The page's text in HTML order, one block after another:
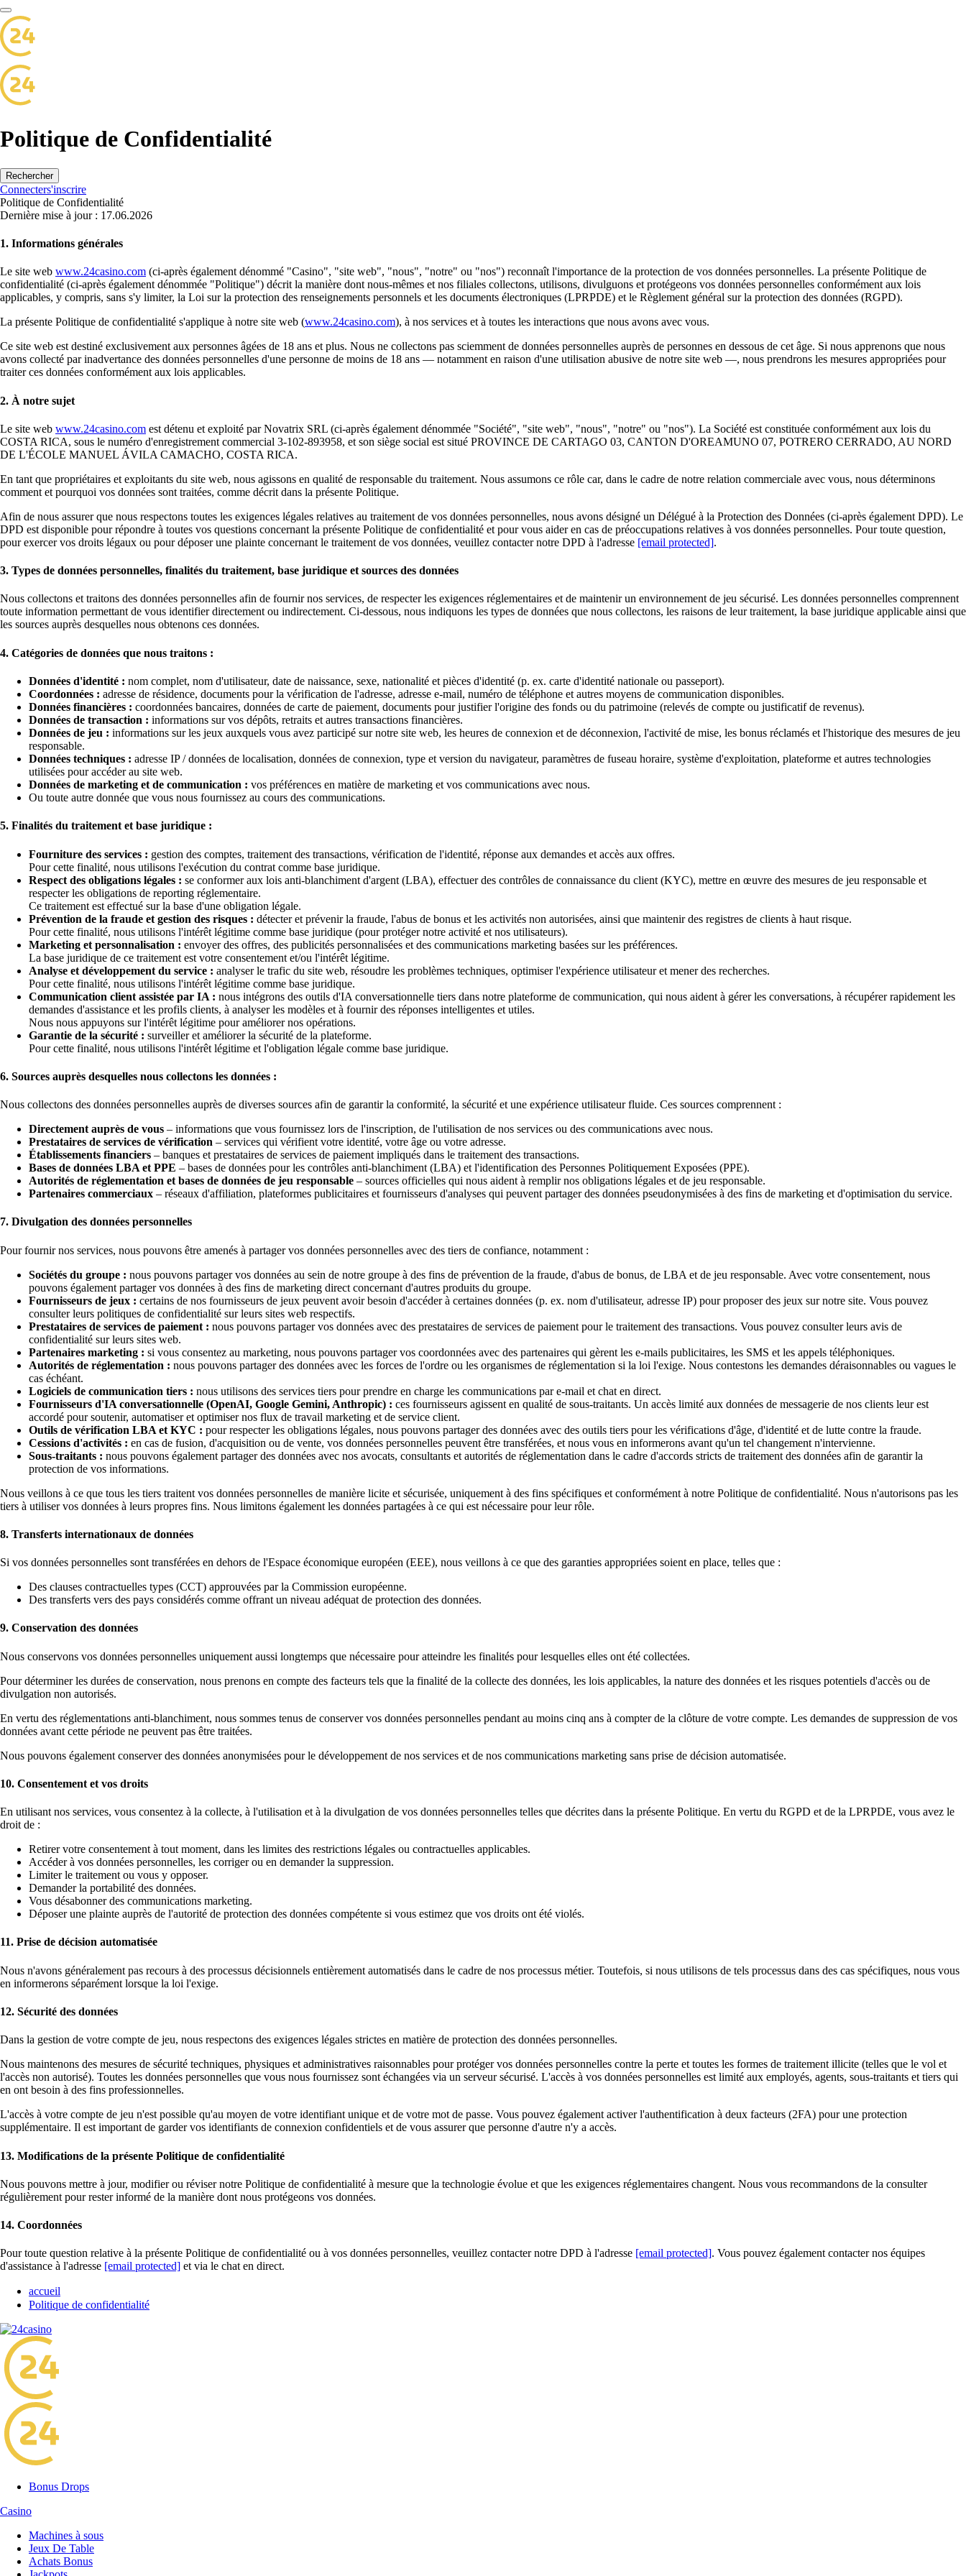
Politique de Confidentialité
Rechercher
Connecters'inscrire
Politique de Confidentialité
Dernière mise à jour : 17.06.2026
1. Informations générales
Le site web www.24casino.com (ci-après également dénommé "Casino", "site web", "nous", "notre" ou "nos") reconnaît l'importance de la protection de vos données personnelles. La présente Politique de
confidentialité (ci-après également dénommée "Politique") décrit la manière dont nous-mêmes et nos filiales collectons, utilisons, divulguons et protégeons vos données personnelles conformément aux lois
applicables, y compris, sans s'y limiter, la Loi sur la protection des renseignements personnels et les documents électroniques (LPRPDE) et le Règlement général sur la protection des données (RGPD).
La présente Politique de confidentialité s'applique à notre site web (www.24casino.com), à nos services et à toutes les interactions que nous avons avec vous.
Ce site web est destiné exclusivement aux personnes âgées de 18 ans et plus. Nous ne collectons pas sciemment de données personnelles auprès de personnes en dessous de cet âge. Si nous apprenons que nous
avons collecté par inadvertance des données personnelles d'une personne de moins de 18 ans — notamment en raison d'une utilisation abusive de notre site web —, nous prendrons les mesures appropriées pour
traiter ces données conformément aux lois applicables.
2. À notre sujet
Le site web www.24casino.com est détenu et exploité par Novatrix SRL (ci-après également dénommée "Société", "site web", "nous", "notre" ou "nos"). La Société est constituée conformément aux lois du
COSTA RICA, sous le numéro d'enregistrement commercial 3-102-893958, et son siège social est situé PROVINCE DE CARTAGO 03, CANTON D'OREAMUNO 07, POTRERO CERRADO, AU NORD
DE L'ÉCOLE MANUEL ÁVILA CAMACHO, COSTA RICA.
En tant que propriétaires et exploitants du site web, nous agissons en qualité de responsable du traitement. Nous assumons ce rôle car, dans le cadre de notre relation commerciale avec vous, nous déterminons
comment et pourquoi vos données sont traitées, comme décrit dans la présente Politique.
Afin de nous assurer que nous respectons toutes les exigences légales relatives au traitement de vos données personnelles, nous avons désigné un Délégué à la Protection des Données (ci-après également DPD). Le
DPD est disponible pour répondre à toutes vos questions concernant la présente Politique de confidentialité et pour vous aider en cas de préoccupations relatives à vos données personnelles. Pour toute question,
pour exercer vos droits légaux ou pour déposer une plainte concernant le traitement de vos données, veuillez contacter notre DPD à l'adresse [email protected].
3. Types de données personnelles, finalités du traitement, base juridique et sources des données
Nous collectons et traitons des données personnelles afin de fournir nos services, de respecter les exigences réglementaires et de maintenir un environnement de jeu sécurisé. Les données personnelles comprennent
toute information permettant de vous identifier directement ou indirectement. Ci-dessous, nous indiquons les types de données que nous collectons, les raisons de leur traitement, la base juridique applicable ainsi que
les sources auprès desquelles nous obtenons ces données.
4. Catégories de données que nous traitons :
Données d'identité : nom complet, nom d'utilisateur, date de naissance, sexe, nationalité et pièces d'identité (p. ex. carte d'identité nationale ou passeport).
Coordonnées : adresse de résidence, documents pour la vérification de l'adresse, adresse e-mail, numéro de téléphone et autres moyens de communication disponibles.
Données financières : coordonnées bancaires, données de carte de paiement, documents pour justifier l'origine des fonds ou du patrimoine (relevés de compte ou justificatif de revenus).
Données de transaction : informations sur vos dépôts, retraits et autres transactions financières.
Données de jeu : informations sur les jeux auxquels vous avez participé sur notre site web, les heures de connexion et de déconnexion, l'activité de mise, les bonus réclamés et l'historique des mesures de jeu
responsable.
Données techniques : adresse IP / données de localisation, données de connexion, type et version du navigateur, paramètres de fuseau horaire, système d'exploitation, plateforme et autres technologies
utilisées pour accéder au site web.
Données de marketing et de communication : vos préférences en matière de marketing et vos communications avec nous.
Ou toute autre donnée que vous nous fournissez au cours des communications.
5. Finalités du traitement et base juridique :
Fourniture des services : gestion des comptes, traitement des transactions, vérification de l'identité, réponse aux demandes et accès aux offres.
Pour cette finalité, nous utilisons l'exécution du contrat comme base juridique.
Respect des obligations légales : se conformer aux lois anti-blanchiment d'argent (LBA), effectuer des contrôles de connaissance du client (KYC), mettre en œuvre des mesures de jeu responsable et
respecter les obligations de reporting réglementaire.
Ce traitement est effectué sur la base d'une obligation légale.
Prévention de la fraude et gestion des risques : détecter et prévenir la fraude, l'abus de bonus et les activités non autorisées, ainsi que maintenir des registres de clients à haut risque.
Pour cette finalité, nous utilisons l'intérêt légitime comme base juridique (pour protéger notre activité et nos utilisateurs).
Marketing et personnalisation : envoyer des offres, des publicités personnalisées et des communications marketing basées sur les préférences.
La base juridique de ce traitement est votre consentement et/ou l'intérêt légitime.
Analyse et développement du service : analyser le trafic du site web, résoudre les problèmes techniques, optimiser l'expérience utilisateur et mener des recherches.
Pour cette finalité, nous utilisons l'intérêt légitime comme base juridique.
Communication client assistée par IA : nous intégrons des outils d'IA conversationnelle tiers dans notre plateforme de communication, qui nous aident à gérer les conversations, à récupérer rapidement les
demandes d'assistance et les profils clients, à analyser les modèles et à fournir des réponses intelligentes et utiles.
Nous nous appuyons sur l'intérêt légitime pour améliorer nos opérations.
Garantie de la sécurité : surveiller et améliorer la sécurité de la plateforme.
Pour cette finalité, nous utilisons l'intérêt légitime et l'obligation légale comme base juridique.
6. Sources auprès desquelles nous collectons les données :
Nous collectons des données personnelles auprès de diverses sources afin de garantir la conformité, la sécurité et une expérience utilisateur fluide. Ces sources comprennent :
Directement auprès de vous – informations que vous fournissez lors de l'inscription, de l'utilisation de nos services ou des communications avec nous.
Prestataires de services de vérification – services qui vérifient votre identité, votre âge ou votre adresse.
Établissements financiers – banques et prestataires de services de paiement impliqués dans le traitement des transactions.
Bases de données LBA et PPE – bases de données pour les contrôles anti-blanchiment (LBA) et l'identification des Personnes Politiquement Exposées (PPE).
Autorités de réglementation et bases de données de jeu responsable – sources officielles qui nous aident à remplir nos obligations légales et de jeu responsable.
Partenaires commerciaux – réseaux d'affiliation, plateformes publicitaires et fournisseurs d'analyses qui peuvent partager des données pseudonymisées à des fins de marketing et d'optimisation du service.
7. Divulgation des données personnelles
Pour fournir nos services, nous pouvons être amenés à partager vos données personnelles avec des tiers de confiance, notamment :
Sociétés du groupe : nous pouvons partager vos données au sein de notre groupe à des fins de prévention de la fraude, d'abus de bonus, de LBA et de jeu responsable. Avec votre consentement, nous
pouvons également partager vos données à des fins de marketing direct concernant d'autres produits du groupe.
Fournisseurs de jeux : certains de nos fournisseurs de jeux peuvent avoir besoin d'accéder à certaines données (p. ex. nom d'utilisateur, adresse IP) pour proposer des jeux sur notre site. Vous pouvez
consulter leurs politiques de confidentialité sur leurs sites web respectifs.
Prestataires de services de paiement : nous pouvons partager vos données avec des prestataires de services de paiement pour le traitement des transactions. Vous pouvez consulter leurs avis de
confidentialité sur leurs sites web.
Partenaires marketing : si vous consentez au marketing, nous pouvons partager vos coordonnées avec des partenaires qui gèrent les e-mails publicitaires, les SMS et les appels téléphoniques.
Autorités de réglementation : nous pouvons partager des données avec les forces de l'ordre ou les organismes de réglementation si la loi l'exige. Nous contestons les demandes déraisonnables ou vagues le
cas échéant.
Logiciels de communication tiers : nous utilisons des services tiers pour prendre en charge les communications par e-mail et chat en direct.
Fournisseurs d'IA conversationnelle (OpenAI, Google Gemini, Anthropic) : ces fournisseurs agissent en qualité de sous-traitants. Un accès limité aux données de messagerie de nos clients leur est
accordé pour soutenir, automatiser et optimiser nos flux de travail marketing et de service client.
Outils de vérification LBA et KYC : pour respecter les obligations légales, nous pouvons partager des données avec des outils tiers pour les vérifications d'âge, d'identité et de lutte contre la fraude.
Cessions d'activités : en cas de fusion, d'acquisition ou de vente, vos données personnelles peuvent être transférées, et nous vous en informerons avant qu'un tel changement n'intervienne.
Sous-traitants : nous pouvons également partager des données avec nos avocats, consultants et autorités de réglementation dans le cadre d'accords stricts de traitement des données afin de garantir la
protection de vos informations.
Nous veillons à ce que tous les tiers traitent vos données personnelles de manière licite et sécurisée, uniquement à des fins spécifiques et conformément à notre Politique de confidentialité. Nous n'autorisons pas les
tiers à utiliser vos données à leurs propres fins. Nous limitons également les données partagées à ce qui est nécessaire pour leur rôle.
8. Transferts internationaux de données
Si vos données personnelles sont transférées en dehors de l'Espace économique européen (EEE), nous veillons à ce que des garanties appropriées soient en place, telles que :
Des clauses contractuelles types (CCT) approuvées par la Commission européenne.
Des transferts vers des pays considérés comme offrant un niveau adéquat de protection des données.
9. Conservation des données
Nous conservons vos données personnelles uniquement aussi longtemps que nécessaire pour atteindre les finalités pour lesquelles elles ont été collectées.
Pour déterminer les durées de conservation, nous prenons en compte des facteurs tels que la finalité de la collecte des données, les lois applicables, la nature des données et les risques potentiels d'accès ou de
divulgation non autorisés.
En vertu des réglementations anti-blanchiment, nous sommes tenus de conserver vos données personnelles pendant au moins cinq ans à compter de la clôture de votre compte. Les demandes de suppression de vos
données avant cette période ne peuvent pas être traitées.
Nous pouvons également conserver des données anonymisées pour le développement de nos services et de nos communications marketing sans prise de décision automatisée.
10. Consentement et vos droits
En utilisant nos services, vous consentez à la collecte, à l'utilisation et à la divulgation de vos données personnelles telles que décrites dans la présente Politique. En vertu du RGPD et de la LPRPDE, vous avez le
droit de :
Retirer votre consentement à tout moment, dans les limites des restrictions légales ou contractuelles applicables.
Accéder à vos données personnelles, les corriger ou en demander la suppression.
Limiter le traitement ou vous y opposer.
Demander la portabilité des données.
Vous désabonner des communications marketing.
Déposer une plainte auprès de l'autorité de protection des données compétente si vous estimez que vos droits ont été violés.
11. Prise de décision automatisée
Nous n'avons généralement pas recours à des processus décisionnels entièrement automatisés dans le cadre de nos processus métier. Toutefois, si nous utilisons de tels processus dans des cas spécifiques, nous vous
en informerons séparément lorsque la loi l'exige.
12. Sécurité des données
Dans la gestion de votre compte de jeu, nous respectons des exigences légales strictes en matière de protection des données personnelles.
Nous maintenons des mesures de sécurité techniques, physiques et administratives raisonnables pour protéger vos données personnelles contre la perte et toutes les formes de traitement illicite (telles que le vol et
l'accès non autorisé). Toutes les données personnelles que vous nous fournissez sont échangées via un serveur sécurisé. L'accès à vos données personnelles est limité aux employés, agents, sous-traitants et tiers qui
en ont besoin à des fins professionnelles.
L'accès à votre compte de jeu n'est possible qu'au moyen de votre identifiant unique et de votre mot de passe. Vous pouvez également activer l'authentification à deux facteurs (2FA) pour une protection
supplémentaire. Il est important de garder vos identifiants de connexion confidentiels et de vous assurer que personne d'autre n'y a accès.
13. Modifications de la présente Politique de confidentialité
Nous pouvons mettre à jour, modifier ou réviser notre Politique de confidentialité à mesure que la technologie évolue et que les exigences réglementaires changent. Nous vous recommandons de la consulter
régulièrement pour rester informé de la manière dont nous protégeons vos données.
14. Coordonnées
Pour toute question relative à la présente Politique de confidentialité ou à vos données personnelles, veuillez contacter notre DPD à l'adresse [email protected]. Vous pouvez également contacter nos équipes
d'assistance à l'adresse [email protected] et via le chat en direct.
accueil
Politique de confidentialité
Bonus Drops
Casino
Machines à sous
Jeux De Table
Achats Bonus